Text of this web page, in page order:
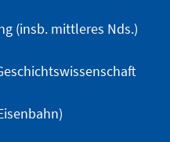
(insb. mittleres Nds.)